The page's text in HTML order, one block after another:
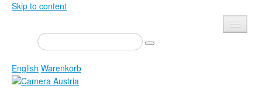
Skip to content
Presse
Veranstaltungen
Newsletter
English Warenkorb